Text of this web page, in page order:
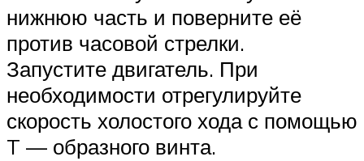
нижнюю часть и поверните её
против часовой стрелки.
Запустите двигатель. При
необходимости отрегулируйте
скорость холостого хода с помощью
T — образного винта.